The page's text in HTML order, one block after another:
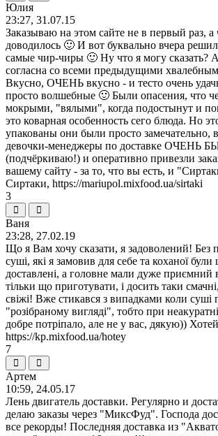
Юлия
23:27, 31.07.15
Заказываю на этом сайте не в первый раз, а
доводилось 🙂 И вот буквально вчера
самые чир-чиры 🙂 Ну что я могу сказать?
согласна со всеми предыдущими
Вкусно, ОЧЕНЬ вкусно - и тесто очень
просто волшебные 🙂 Были опасения, что
мокрыми, "вялыми", когда подостынут и
это коварная особенность сего блюда. Но
упакованы они были просто замечательно,
девочки-менеджеры по доставке ОЧЕНЬ
(подчёркиваю!) и оперативно привезли
вашему сайту - за то, что вы есть, и
Сиртаки, https://mariupol.mixfood.ua/sirtaki
3
Ваня
23:28, 27.02.19
Що я Вам хочу сказати, я задоволений! Без
суші, які я замовив для себе та коханої
доставлені, а головне мали дуже приємний
тільки що приготувати, і досить таки
свіжі! Вже стикався з випадками коли суші
"розібраному вигляді", тобто при
добре потріпало, але не у вас, дякую))
https://kp.mixfood.ua/hotey
7
Артем
10:59, 24.05.17
Лень двигатель доставки. Регулярно и
делаю заказы через "МиксФуд". Господа
все рекорды! Последняя доставка из